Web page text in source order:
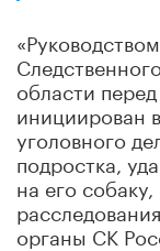
области
инициирован
уголовного
подростка,
на его
органы СК